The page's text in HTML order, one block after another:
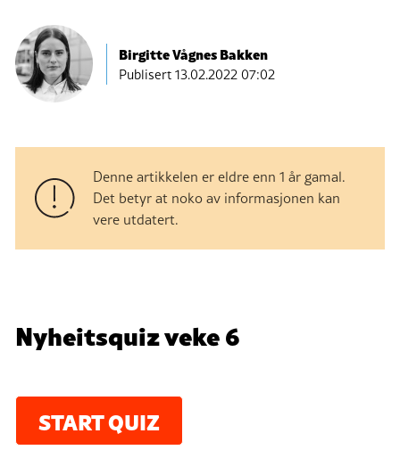
Birgitte Vågnes Bakken
Publisert13.02.2022 07:02
Denne artikkelen er eldre enn 1 år gamal.
Det betyr at noko av informasjonen kan
vere utdatert.
Quiz:
Nyheitsquiz veke 6
START QUIZ